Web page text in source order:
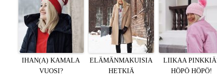
IHAN(A) KAMALA
VUOSI?
ELÄMÄNMAKUISIA
HETKIÄ
LIIKAA
HÖPÖ HÖPÖ!